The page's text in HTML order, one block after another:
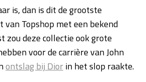
is, dan is dit de grootste
van Topshop met een bekend
zou deze collectie ook grote
voor de carrière van John
ontslag bij Diorin het slop raakte.